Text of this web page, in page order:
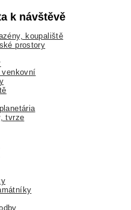
k návštěvě
koupaliště
prostory
venkovní
tvrze